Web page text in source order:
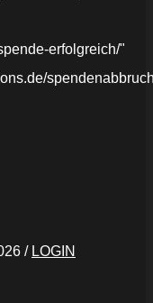
erfolgreich/"
/ LOGIN